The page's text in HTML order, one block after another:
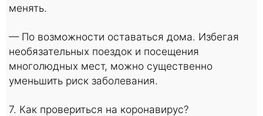
менять.
— По возможности оставаться дома. Избегая
необязательных поездок и посещения
многолюдных мест, можно существенно
уменьшить риск заболевания.
7. Как провериться на коронавирус?